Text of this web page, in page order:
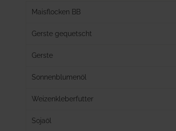
Maisflocken BB
Gerste gequetscht
Gerste
Sonnenblumenöl
Weizenkleberfutter
Sojaöl